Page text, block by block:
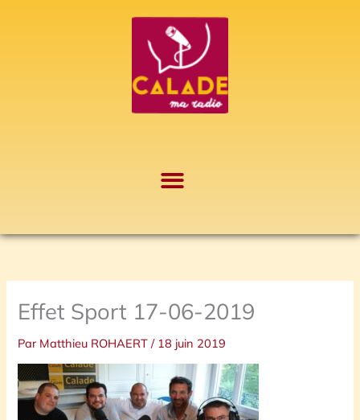
Effet Sport 17-06-2019
Par Matthieu ROHAERT/ 18 juin 2019